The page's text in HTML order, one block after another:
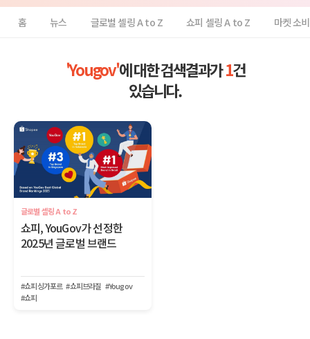
홈 뉴스 글로벌 셀링 A to Z 쇼피 셀링 A to Z 마켓 소
'Yougov'에 대한 검색결과가1건
있습니다.
글로벌 셀링 A to Z
쇼피, YouGov가 선정한
2025년 글로벌 브랜드
#쇼피싱가포르 #쇼피브라질 #Yougov
#쇼피